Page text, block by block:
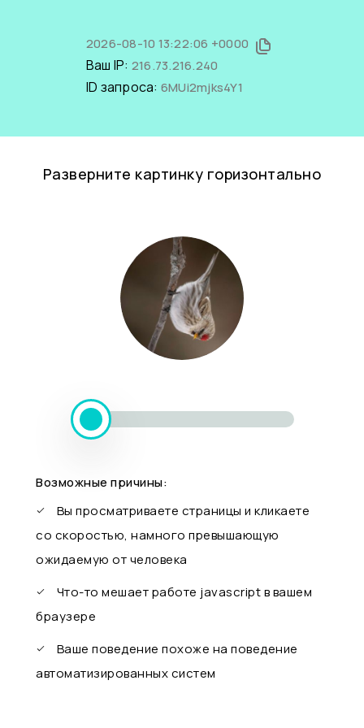
2026-08-10 13:22:06 +0000
Ваш IP: 216.73.216.240
ID запроса: 6MUi2mjks4Y1
Разверните картинку горизонтально
Возможные причины:
Вы просматриваете страницы и кликаете
со скоростью, намного превышающую
ожидаемую от человека
Что-то мешает работе javascript в вашем
браузере
Ваше поведение похоже на поведение
автоматизированных систем